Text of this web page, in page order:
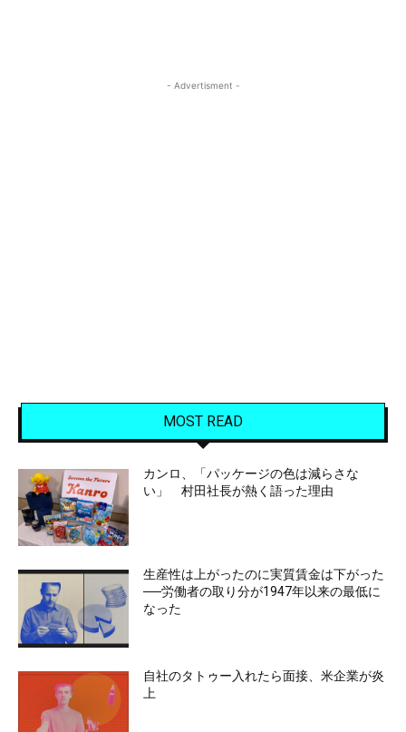
- Advertisment -
MOST READ
カンロ、「パッケージの色は減らさな
い」 村田社長が熱く語った理由
生産性は上がったのに実質賃金は下がった
──労働者の取り分が1947年以来の最低に
なった
自社のタトゥー入れたら面接、米企業が炎
上